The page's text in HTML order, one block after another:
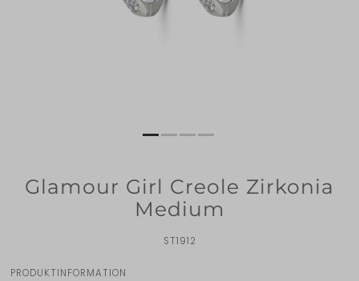
Glamour Girl Creole Zirkonia
Medium
ST1912
PRODUKTINFORMATION